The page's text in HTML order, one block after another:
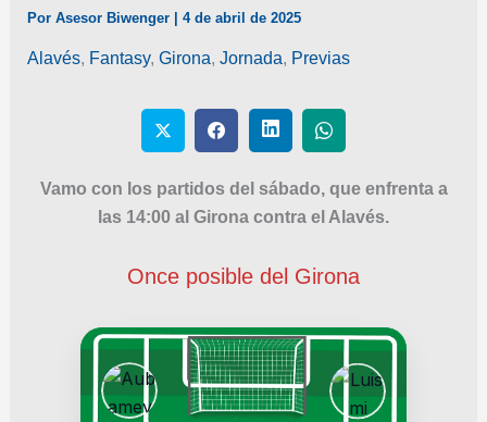
Por Asesor Biwenger 4 de abril de 2025
Alavés, Fantasy, Girona, Jornada, Previas
Vamo con los partidos del sábado, que enfrenta a
las 14:00 al Girona contra el Alavés.
Once posible del Girona